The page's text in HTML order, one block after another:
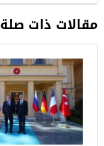
مقالات ذات صلة